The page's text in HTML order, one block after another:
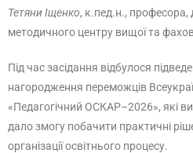
Тетяни Іщенко, к.пед.н.,
методичного центру вищої та
Під час засідання відбулося
нагородження переможців
«Педагогічний ОСКАР–2026», які
дало змогу побачити практичні
організації освітнього процесу.